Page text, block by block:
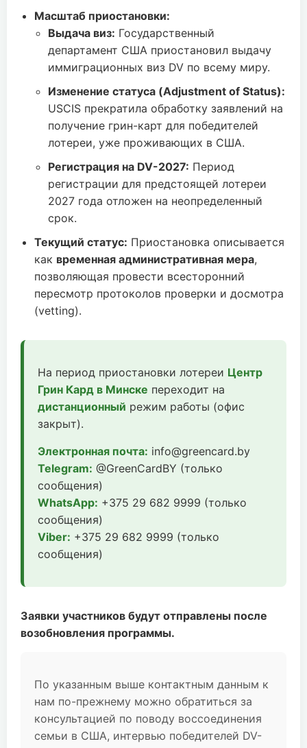
Масштаб приостановки:
Выдача виз: Государственный
департамент США приостановил выдачу
иммиграционных виз DV по всему миру.
Изменение статуса (Adjustment of Status):
USCIS прекратила обработку заявлений на
получение грин-карт для победителей
лотереи, уже проживающих в США.
Регистрация на DV-2027: Период
регистрации для предстоящей лотереи
2027 года отложен на неопределенный
срок.
Текущий статус: Приостановка описывается
как временная административная мера,
позволяющая провести всесторонний
пересмотр протоколов проверки и досмотра
(vetting).
На период приостановки лотереи Центр
Грин Кард в Минске переходит на
дистанционный режим работы (офис
закрыт).
Электронная почта: info@greencard.by
Telegram: @GreenCardBY (только
сообщения)
WhatsApp: +375 29 682 9999 (только
сообщения)
Viber: +375 29 682 9999 (только
сообщения)
Заявки участников будут отправлены после
возобновления программы.
По указанным выше контактным данным к
нам по-прежнему можно обратиться за
консультацией по поводу воссоединения
семьи в США, интервью победителей DV-